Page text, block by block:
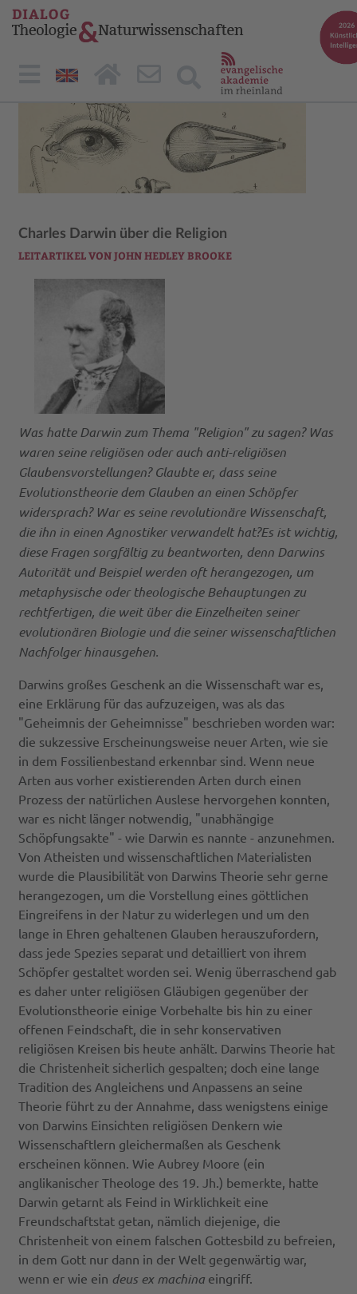
Charles Darwin über die Religion
LEITARTIKEL VON JOHN HEDLEY BROOKE
Was hatte Darwin zum Thema "Religion" zu sagen? Was
waren seine religiösen oder auch anti-religiösen
Glaubensvorstellungen? Glaubte er, dass seine
Evolutionstheorie dem Glauben an einen Schöpfer
widersprach? War es seine revolutionäre Wissenschaft,
die ihn in einen Agnostiker verwandelt hat?Es ist wichtig,
diese Fragen sorgfältig zu beantworten, denn Darwins
Autorität und Beispiel werden oft herangezogen, um
metaphysische oder theologische Behauptungen zu
rechtfertigen, die weit über die Einzelheiten seiner
evolutionären Biologie und die seiner wissenschaftlichen
Nachfolger hinausgehen.
Darwins großes Geschenk an die Wissenschaft war es,
eine Erklärung für das aufzuzeigen, was als das
"Geheimnis der Geheimnisse" beschrieben worden war:
die sukzessive Erscheinungsweise neuer Arten, wie sie
in dem Fossilienbestand erkennbar sind. Wenn neue
Arten aus vorher existierenden Arten durch einen
Prozess der natürlichen Auslese hervorgehen konnten,
war es nicht länger notwendig, "unabhängige
Schöpfungsakte" - wie Darwin es nannte - anzunehmen.
Von Atheisten und wissenschaftlichen Materialisten
wurde die Plausibilität von Darwins Theorie sehr gerne
herangezogen, um die Vorstellung eines göttlichen
Eingreifens in der Natur zu widerlegen und um den
lange in Ehren gehaltenen Glauben herauszufordern,
dass jede Spezies separat und detailliert von ihrem
Schöpfer gestaltet worden sei. Wenig überraschend gab
es daher unter religiösen Gläubigen gegenüber der
Evolutionstheorie einige Vorbehalte bis hin zu einer
offenen Feindschaft, die in sehr konservativen
religiösen Kreisen bis heute anhält. Darwins Theorie hat
die Christenheit sicherlich gespalten; doch eine lange
Tradition des Angleichens und Anpassens an seine
Theorie führt zu der Annahme, dass wenigstens einige
von Darwins Einsichten religiösen Denkern wie
Wissenschaftlern gleichermaßen als Geschenk
erscheinen können. Wie Aubrey Moore (ein
anglikanischer Theologe des 19. Jh.) bemerkte, hatte
Darwin getarnt als Feind in Wirklichkeit eine
Freundschaftstat getan, nämlich diejenige, die
Christenheit von einem falschen Gottesbild zu befreien,
in dem Gott nur dann in der Welt gegenwärtig war,
wenn er wie ein deus ex machina eingriff.